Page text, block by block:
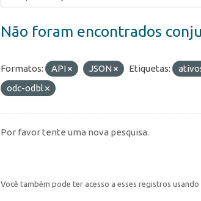
Não foram encontrados
Formatos: API JSON Etiquetas:
odc-odbl
Por favor tente uma nova pesquisa.
Você também pode ter acesso a esses registros usando